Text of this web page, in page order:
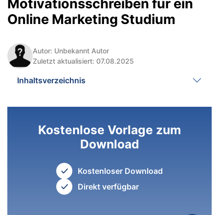
Motivationsschreiben für ein
Online Marketing Studium
Autor: Unbekannt Autor
Zuletzt aktualisiert: 07.08.2025
Inhaltsverzeichnis
Kostenlose Vorlage zum
Download
Kostenloser Download
Direkt verfügbar